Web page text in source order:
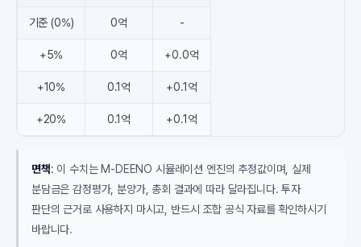
기준 (0%) 0억 -
+5% 0억 +0.0억
+10% 0.1억 +0.1억
+20% 0.1억 +0.1억
면책: 이 수치는 M-DEENO 시뮬레이션 엔진의 추정값이며, 실제
분담금은 감정평가, 분양가, 총회 결과에 따라 달라집니다. 투자
판단의 근거로 사용하지 마시고, 반드시 조합 공식 자료를 확인하시기
바랍니다.